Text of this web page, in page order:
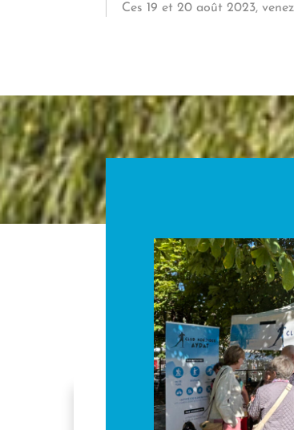
Ces 19 et 20 août 2023,